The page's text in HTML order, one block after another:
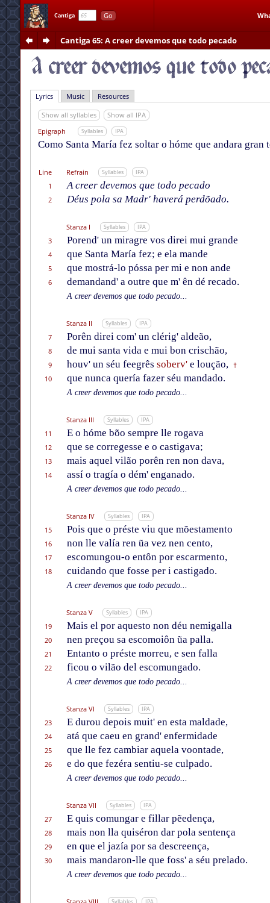
Cantiga Go
Cantiga 65: A creer devemos que todo pecado
Lyrics Music Resources
Show all syllables
Show all IPA
Epigraph
Syllables IPA
Como Santa María fez soltar o hóme que andara gran
Line Refrain Syllables IPA
1
A creer devemos que todo pecado
2
Déus pola sa Madr' haverá perdõado.
Stanza I Syllables IPA
3 Porend' un miragre vos direi mui grande
4
que Santa María fez; e ela mande
5
que mostrá-lo póssa per mi e non ande
6
demandand' a outre que m' ên dé recado.
A creer devemos que todo pecado...
Stanza II Syllables IPA
7 Porên direi com' un clérig' aldeão,
8
de mui santa vida e mui bon crischão,
9
houv' un séu feegrês soberv'e loução, †
10
que nunca quería fazer séu mandado.
A creer devemos que todo pecado...
Stanza III Syllables IPA
11 E o hóme bõo sempre lle rogava
12
que se corregesse e o castigava;
13
mais aquel vilão porên ren non dava,
14
assí o tragía o dém' enganado.
A creer devemos que todo pecado...
Stanza IV Syllables IPA
15 Pois que o préste viu que mõestamento
16
non lle valía ren ũa vez nen cento,
17
escomungou-o entôn por escarmento,
18
cuidando que fosse per i castigado.
A creer devemos que todo pecado...
Stanza V Syllables IPA
19 Mais el por aquesto non déu nemigalla
20
nen preçou sa escomoiôn ũa palla.
21
Entanto o préste morreu, e sen falla
22
ficou o vilão del escomungado.
A creer devemos que todo pecado...
Stanza VI Syllables IPA
23 E durou depois muit' en esta maldade,
24
atá que caeu en grand' enfermidade
25
que lle fez cambiar aquela voontade,
26
e do que fezéra sentiu-se culpado.
A creer devemos que todo pecado...
Stanza VII Syllables IPA
27 E quis comungar e fillar pẽedença,
28
mais non lla quiséron dar pola sentença
29
en que el jazía por sa descreença,
30
mais mandaron-lle que foss' a séu prelado.
A creer devemos que todo pecado...